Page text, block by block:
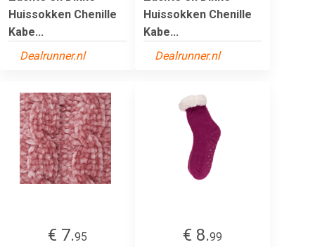
Huissokken Chenille
Kabe...
Dealrunner.nl
Huissokken Chenille
Kabe...
Dealrunner.nl
€ 7.95
€ 8.99